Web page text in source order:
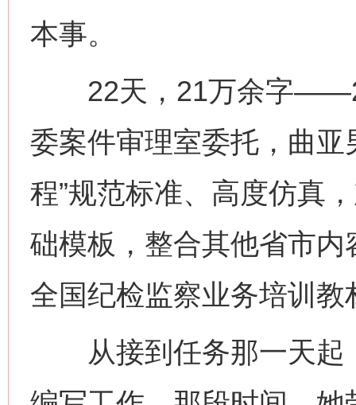
本事。
22天，21万余字
委案件审理室委托，曲亚
程”规范标准、高度仿真
础模板，整合其他省市
全国纪检监察业务培训教
从接到任务那一天起